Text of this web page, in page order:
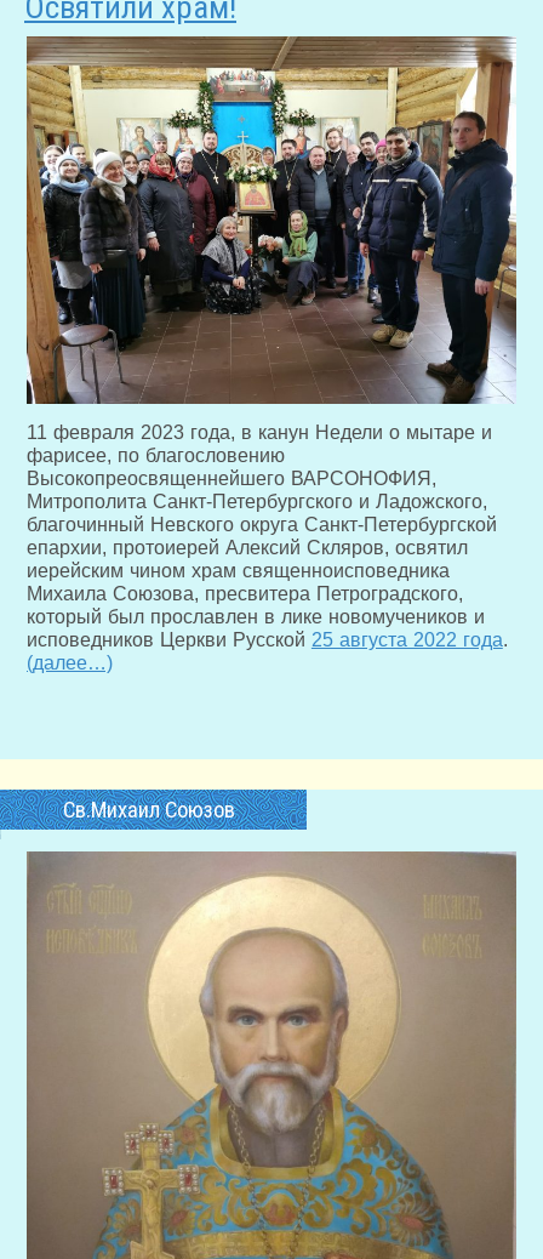
Св.Михаил Союзов
Освятили храм!
11 февраля 2023 года, в канун Недели о мытаре и
фарисее, по благословению
Высокопреосвященнейшего ВАРСОНОФИЯ,
Митрополита Санкт-Петербургского и Ладожского,
благочинный Невского округа Санкт-Петербургской
епархии, протоиерей Алексий Скляров, освятил
иерейским чином храм священноисповедника
Михаила Союзова, пресвитера Петроградского,
который был прославлен в лике новомучеников и
исповедников Церкви Русской 25 августа 2022 года.
(далее…)